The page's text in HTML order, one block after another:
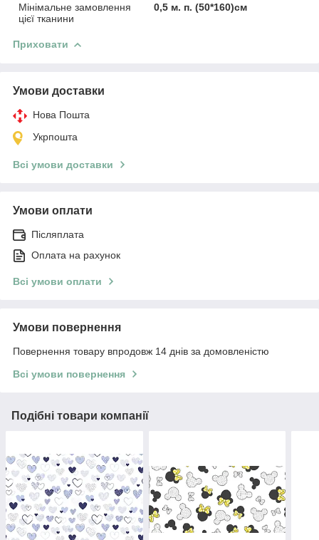
Мінімальне замовлення
цієї тканини
0,5 м. п. (50*160)см
Приховати
Умови доставки
Нова Пошта
Укрпошта
Всі умови доставки
Умови оплати
Післяплата
Оплата на рахунок
Всі умови оплати
Умови повернення
Повернення товару впродовж 14 днів за домовленістю
Всі умови повернення
Подібні товари компанії